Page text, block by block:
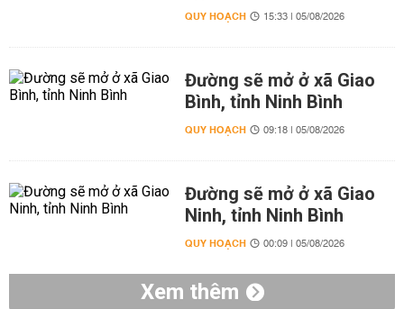
QUY HOẠCH 15:33 | 05/08/2026
Đường sẽ mở ở xã Giao
Bình, tỉnh Ninh Bình
QUY HOẠCH 09:18 | 05/08/2026
Đường sẽ mở ở xã Giao
Ninh, tỉnh Ninh Bình
QUY HOẠCH 00:09 | 05/08/2026
Xem thêm